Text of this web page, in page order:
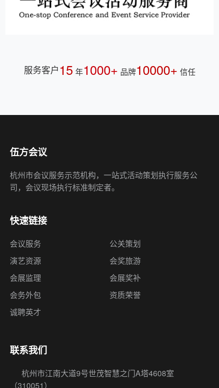
服务客户15 年1000+ 品牌10000+ 信任
伍方会议
杭州市会议服务示范机构，一站式活动策划执行服务公
司，会议现场执行标准制定者。
快速链接
会议服务
公关策划
演艺资源
会奖旅游
会展监理
会展奖补
会务外包
资质荣誉
诚聘英才
联系我们
杭州市江南大道9号世茂智慧之门A塔4608室
（310051）